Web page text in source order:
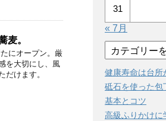
麦。
にオープン。厳
を大切にし、風
けます。
31
« 7月
テ
ゴ
リ
ー
健康寿命は台所
砥石を使った包
基本とコツ
高級ふりかけに